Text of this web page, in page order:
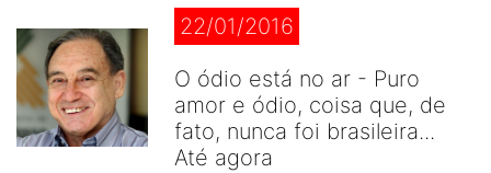
22/01/2016
O ódio está no ar - Puro
amor e ódio, coisa que, de
fato, nunca foi brasileira...
Até agora